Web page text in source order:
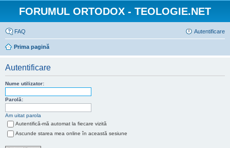
FORUMUL ORTODOX - TEOLOGIE.NET
FAQ Autentificare
Prima pagină
Autentificare
Nume utilizator:
Parolă:
Am uitat parola
Autentifică-mă automat la fiecare vizită
Ascunde starea mea online în această sesiune